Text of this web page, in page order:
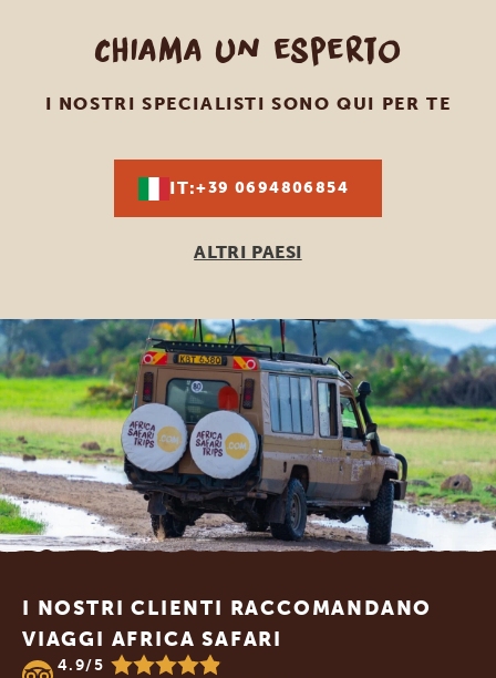
Chiama un esperto
I NOSTRI SPECIALISTI SONO QUI PER TE
IT:+39 0694806854
ALTRI PAESI
I NOSTRI CLIENTI RACCOMANDANO
VIAGGI AFRICA SAFARI
4.9/5